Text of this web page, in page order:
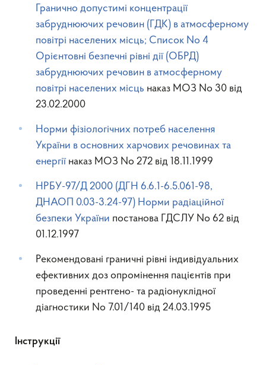
Гранично допустимі концентрації
забруднюючих речовин (ГДК) в атмосферному
повітрі населених місць; Список No 4
Орієнтовні безпечні рівні дії (ОБРД)
забруднюючих речовин в атмосферному
повітрі населених місць наказ МОЗ No 30 від
23.02.2000
Норми фізіологічних потреб населення
України в основних харчових речовинах та
енергії наказ МОЗ No 272 від 18.11.1999
НРБУ-97/Д 2000 (ДГН 6.6.1-6.5.061-98,
ДНАОП 0.03-3.24-97) Норми радіаційної
безпеки України постанова ГДСЛУ No 62 від
01.12.1997
Рекомендовані граничні рівні індивідуальних
ефективних доз опромінення пацієнтів при
проведенні рентгено- та радіонуклідної
діагностики No 7.01/140 від 24.03.1995
Інструкції